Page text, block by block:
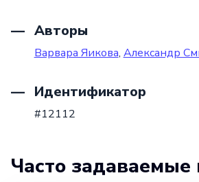
Авторы
Варвара Яикова, Александр
Идентификатор
#12112
Часто задаваемые